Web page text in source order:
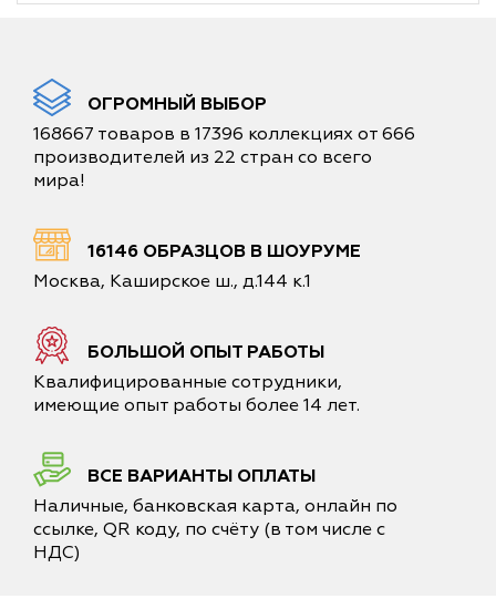
ОГРОМНЫЙ ВЫБОР
168667 товаров в 17396 коллекциях от 666
производителей из 22 стран со всего
мира!
16146 ОБРАЗЦОВ В ШОУРУМЕ
Москва, Каширское ш., д.144 к.1
БОЛЬШОЙ ОПЫТ РАБОТЫ
Квалифицированные сотрудники,
имеющие опыт работы более 14 лет.
ВСЕ ВАРИАНТЫ ОПЛАТЫ
Наличные, банковская карта, онлайн по
ссылке, QR коду, по счёту (в том числе с
НДС)